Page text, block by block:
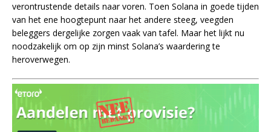
verontrustende details naar voren. Toen Solana in goede tijden
van het ene hoogtepunt naar het andere steeg, veegden
beleggers dergelijke zorgen vaak van tafel. Maar het lijkt nu
noodzakelijk om op zijn minst Solana’s waardering te
heroverwegen.